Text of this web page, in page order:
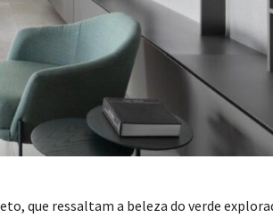
que ressaltam a beleza do verde